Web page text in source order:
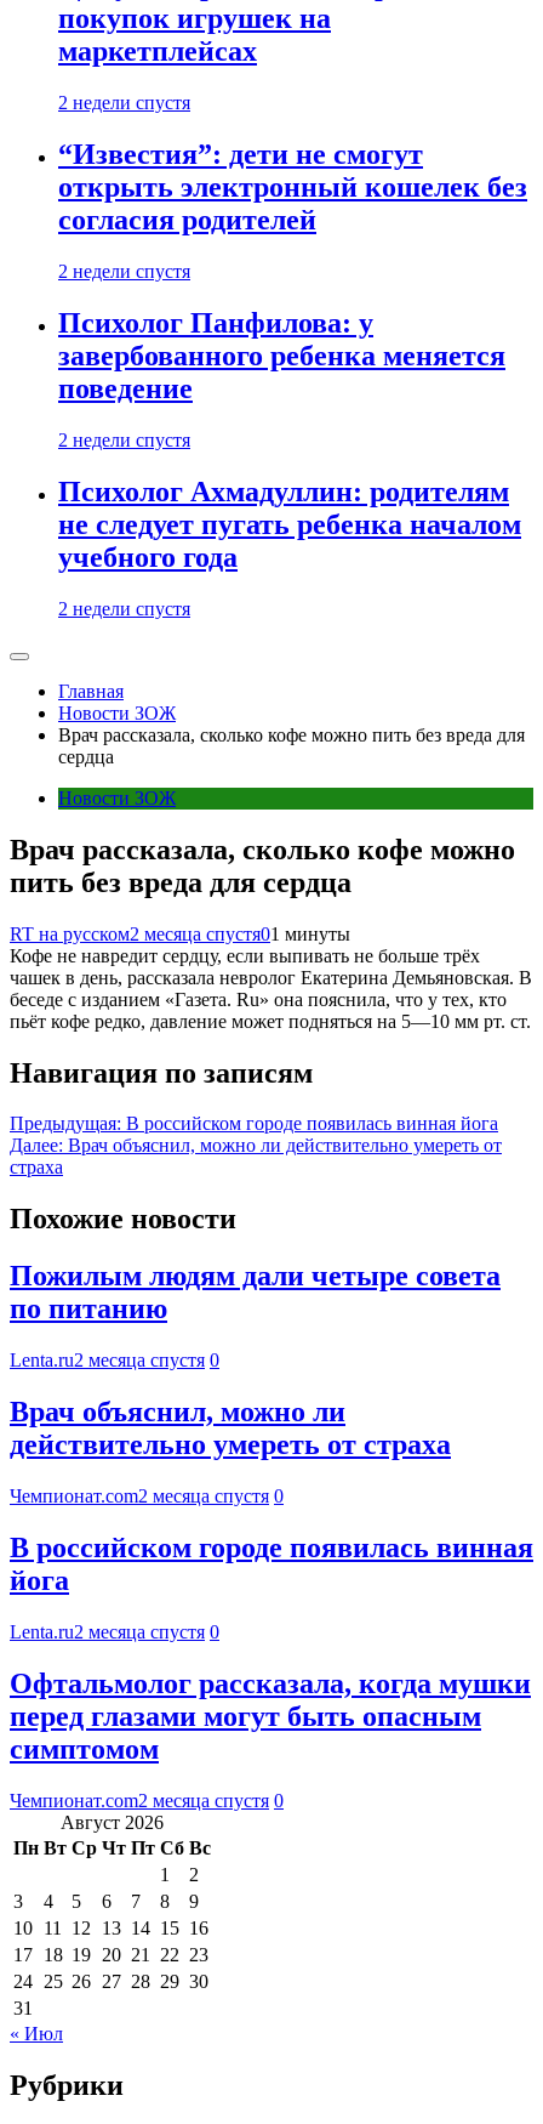
покупок игрушек на
маркетплейсах
2 недели спустя
“Известия”: дети не смогут
открыть электронный кошелек без
согласия родителей
2 недели спустя
Психолог Панфилова: у
завербованного ребенка меняется
поведение
2 недели спустя
Психолог Ахмадуллин: родителям
не следует пугать ребенка началом
учебного года
2 недели спустя
Главная
Новости ЗОЖ
Врач рассказала, сколько кофе можно пить без вреда для
сердца
Новости ЗОЖ
Врач рассказала, сколько кофе можно
пить без вреда для сердца
RT на русском2 месяца спустя01 минуты
Кофе не навредит сердцу, если выпивать не больше трёх
чашек в день, рассказала невролог Екатерина Демьяновская. В
беседе с изданием «Газета. Ru» она пояснила, что у тех, кто
пьёт кофе редко, давление может подняться на 5—10 мм рт. ст.
Навигация по записям
Предыдущая: В российском городе появилась винная йога
Далее: Врач объяснил, можно ли действительно умереть от
страха
Похожие новости
Пожилым людям дали четыре совета
по питанию
Lenta.ru2 месяца спустя 0
Врач объяснил, можно ли
действительно умереть от страха
Чемпионат.com2 месяца спустя 0
В российском городе появилась винная
йога
Lenta.ru2 месяца спустя 0
Офтальмолог рассказала, когда мушки
перед глазами могут быть опасным
симптомом
Чемпионат.com2 месяца спустя 0
Август 2026
Пн Вт Ср Чт Пт Сб Вс
1
2
3
4 5 6 7 8
9
10 11 12 13 14 15 16
17 18 19 20 21 22 23
24 25 26 27 28 29 30
31
« Июл
Рубрики